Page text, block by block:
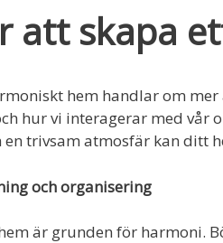
att skapa
hem handlar om
hur vi interagerar med vår
en trivsam atmosfär kan ditt
och organisering
är grunden för harmoni.